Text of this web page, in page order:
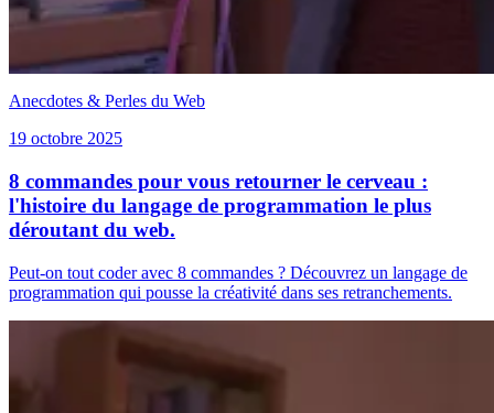
Anecdotes & Perles du Web
19 octobre 2025
8 commandes pour vous retourner le cerveau :
l'histoire du langage de programmation le plus
déroutant du web.
Peut-on tout coder avec 8 commandes ? Découvrez un langage de
programmation qui pousse la créativité dans ses retranchements.